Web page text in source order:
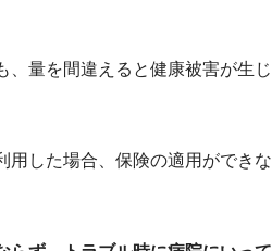
、量を間違えると健康被害が生じ
用した場合、保険の適用ができな